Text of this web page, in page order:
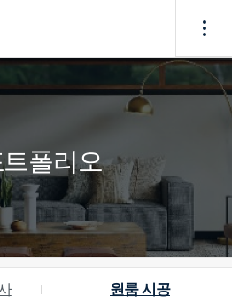
트폴리오
원룸 시공